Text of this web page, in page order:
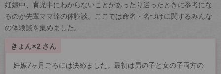
妊娠中、育児中にわからないことがあったり迷ったときに参考にな
るのが先輩ママ達の体験談。ここでは命名・名づけに関するみんな
の体験談を集めました。
きょん×2 さん
妊娠7ヶ月ごろには決めました。最初は男の子と女の子両方の